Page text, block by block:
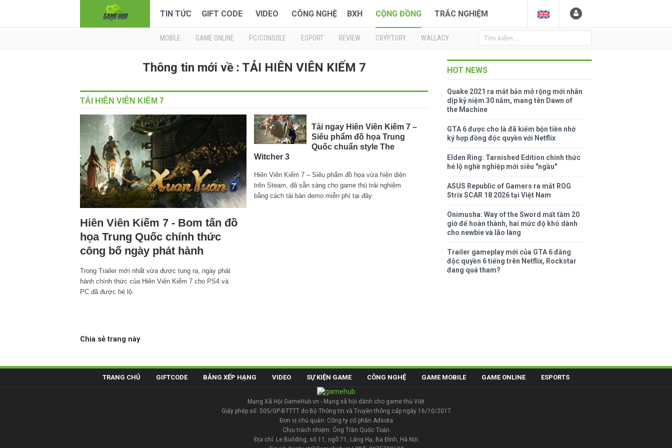
TIN TỨC GIFT CODE VIDEO CÔNG NGHỆ BXH CỘNG ĐỒNG TRẮC NGHIỆM
MOBILE GAME ONLINE PC/CONSOLE ESPORT REVIEW CRYPTORY WALLACY
Thông tin mới về : TẢI HIÊN VIÊN KIẾM 7
TẢI HIÊN VIÊN KIẾM 7
Hiên Viên Kiếm 7 - Bom tấn đồ
họa Trung Quốc chính thức
công bố ngày phát hành
Trong Trailer mới nhất vừa được tung ra, ngày phát
hành chính thức của Hiên Viên Kiếm 7 cho PS4 và
PC đã được hé lộ.
Tải ngay Hiên Viên Kiếm 7 –
Siêu phẩm đồ họa Trung
Quốc chuẩn style The
Witcher 3
Hiên Viên Kiếm 7 – Siêu phẩm đồ họa vừa hiện diện
trên Steam, đã sẵn sàng cho game thủ trải nghiệm
bằng cách tải bản demo miễn phí tại đây.
Chia sẻ trang này
HOT NEWS
Quake 2021 ra mắt bản mở rộng mới nhân
dịp kỷ niệm 30 năm, mang tên Dawn of
the Machine
GTA 6 được cho là đã kiếm bộn tiền nhờ
ký hợp đồng độc quyền với Netflix
Elden Ring: Tarnished Edition chính thức
hé lộ nghề nghiệp mới siêu "ngầu"
ASUS Republic of Gamers ra mắt ROG
Strix SCAR 18 2026 tại Việt Nam
Onimusha: Way of the Sword mất tầm 20
giờ để hoàn thành, hai mức độ khó dành
cho newbie và lão làng
Trailer gameplay mới của GTA 6 đăng
độc quyền 6 tiếng trên Netflix, Rockstar
đang quá tham?
TRANG CHỦ GIFTCODE BẢNG XẾP HẠNG VIDEO SỰ KIỆN GAME CÔNG NGHỆ GAME MOBILE GAME ONLINE ESPORTS
Mạng Xã Hội GameHub.vn - Mạng xã hội dành cho game thủ Việt.
Giấy phép số: 505/GP-BTTTT do Bộ Thông tin và Truyền thông cấp ngày 16/10/2017.
Đơn vị chủ quản: Công ty cổ phần Adsota.
Chịu trách nhiệm: Ông Trần Quốc Toản.
Địa chỉ: Le Building, số 11, ngõ 71, Láng Hạ, Ba Đình, Hà Nội.